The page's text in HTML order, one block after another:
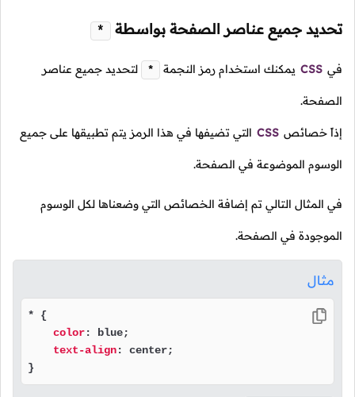
تحديد جميع عناصر الصفحة بواسطة *
في CSS يمكنك استخدام رمز النجمة * لتحديد جميع عناصر
الصفحة.
إذاً خصائص CSS التي تضيفها في هذا الرمز يتم تطبيقها على جميع
الوسوم الموضوعة في الصفحة.
في المثال التالي تم إضافة الخصائص التي وضعناها لكل الوسوم
الموجودة في الصفحة.
مثال
* {
color: blue;
text-align: center;
}